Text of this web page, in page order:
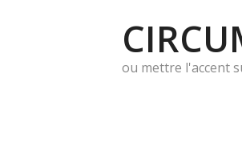
ou mettre l'accent